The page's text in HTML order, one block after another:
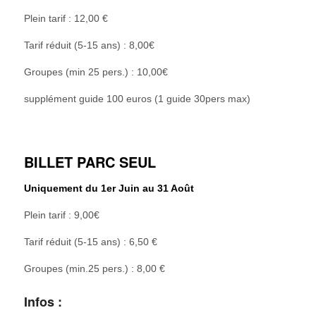
Plein tarif : 12,00 €
Tarif réduit (5-15 ans) : 8,00€
Groupes (min 25 pers.) : 10,00€
supplément guide 100 euros (1 guide 30pers max)
BILLET PARC SEUL
Uniquement du 1er Juin au 31 Août
Plein tarif : 9,00€
Tarif réduit (5-15 ans) : 6,50 €
Groupes (min.25 pers.) : 8,00 €
Infos :